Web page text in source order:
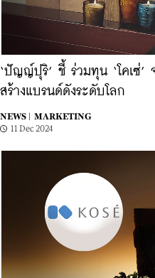
‘ปัญญ์ปุริ’ ชี้ ร่วมทุน ‘โคเซ่’
สร้างแบรนด์ดังระดับโลก
NEWS |
MARKETING
11 Dec 2024